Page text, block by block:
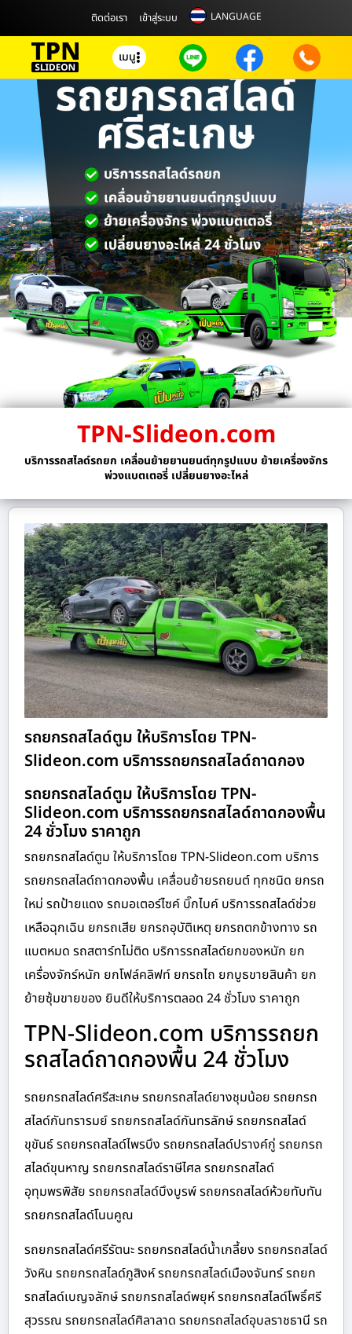
ติดต่อเรา เข้าสู่ระบบ LANGUAGE
เมนู
TPN-Slideon.com
บริการรถสไลด์รถยก เคลื่อนย้ายยานยนต์ทุกรูปแบบ ย้ายเครื่องจักร
พ่วงแบตเตอรี่ เปลี่ยนยางอะไหล่
รถยกรถสไลด์ตูม ให้บริการโดย TPN-
Slideon.com บริการรถยกรถสไลด์ถาดกอง
รถยกรถสไลด์ตูม ให้บริการโดย TPN-
Slideon.com บริการรถยกรถสไลด์ถาดกองพื้น
24 ชั่วโมง ราคาถูก
รถยกรถสไลด์ตูม ให้บริการโดย TPN-Slideon.com บริการ
รถยกรถสไลด์ถาดกองพื้น เคลื่อนย้ายรถยนต์ ทุกชนิด ยกรถ
ใหม่ รถป้ายแดง รถมอเตอร์ไซค์ บิ๊กไบค์ บริการรถสไลด์ช่วย
เหลือฉุกเฉิน ยกรถเสีย ยกรถอุบัติเหตุ ยกรถตกข้างทาง รถ
แบตหมด รถสตาร์ทไม่ติด บริการรถสไลด์ยกของหนัก ยก
เครื่องจักร์หนัก ยกโฟล์คลิฟท์ ยกรถไถ ยกบูธขายสินค้า ยก
ย้ายซุ้มขายของ ยินดีให้บริการตลอด 24 ชั่วโมง ราคาถูก
TPN-Slideon.com บริการรถยก
รถสไลด์ถาดกองพื้น 24 ชั่วโมง
รถยกรถสไลด์ศรีสะเกษ รถยกรถสไลด์ยางชุมน้อย รถยกรถ
สไลด์กันทรารมย์ รถยกรถสไลด์กันทรลักษ์ รถยกรถสไลด์
ขุขันธ์ รถยกรถสไลด์ไพรบึง รถยกรถสไลด์ปรางค์กู่ รถยกรถ
สไลด์ขุนหาญ รถยกรถสไลด์ราษีไศล รถยกรถสไลด์
อุทุมพรพิสัย รถยกรถสไลด์บึงบูรพ์ รถยกรถสไลด์ห้วยทับทัน
รถยกรถสไลด์โนนคูณ
รถยกรถสไลด์ศรีรัตนะ รถยกรถสไลด์น้ำเกลี้ยง รถยกรถสไลด์
วังหิน รถยกรถสไลด์ภูสิงห์ รถยกรถสไลด์เมืองจันทร์ รถยก
รถสไลด์เบญจลักษ์ รถยกรถสไลด์พยุห์ รถยกรถสไลด์โพธิ์ศรี
สุวรรณ รถยกรถสไลด์ศิลาลาด รถยกรถสไลด์อุบลราชธานี รถ